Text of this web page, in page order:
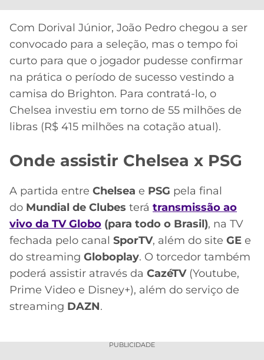
Com Dorival Júnior, João Pedro chegou a ser
convocado para a seleção, mas o tempo foi
curto para que o jogador pudesse confirmar
na prática o período de sucesso vestindo a
camisa do Brighton. Para contratá-lo, o
Chelsea investiu em torno de 55 milhões de
libras (R$ 415 milhões na cotação atual).
Onde assistir Chelsea x PSG
A partida entre Chelsea e PSG pela final
do Mundial de Clubes terá transmissão ao
vivo da TV Globo (para todo o Brasil), na TV
fechada pelo canal SporTV, além do site GE e
do streaming Globoplay. O torcedor também
poderá assistir através da CazéTV(Youtube,
Prime Video e Disney+), além do serviço de
streaming DAZN.
PUBLICIDADE